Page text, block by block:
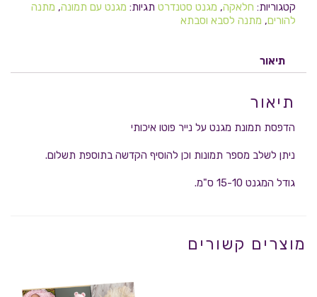
קטגוריות: חלאקה, מגנט סטנדרט תגיות: מגנט עם תמונה, מתנה
להורים, מתנה לסבא וסבתא
תיאור
תיאור
הדפסת תמונת מגנט על נייר פוטו איכותי
ניתן לשלב מספר תמונות וכן להוסיף הקדשה בתוספת תשלום.
גודל המגנט 15-10 ס"מ.
מוצרים קשורים